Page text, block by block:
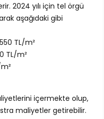
2024 yılı için tel örgü
aşağıdaki gibi
TL/m²
TL/m²
içermekte olup,
maliyetler getirebilir.